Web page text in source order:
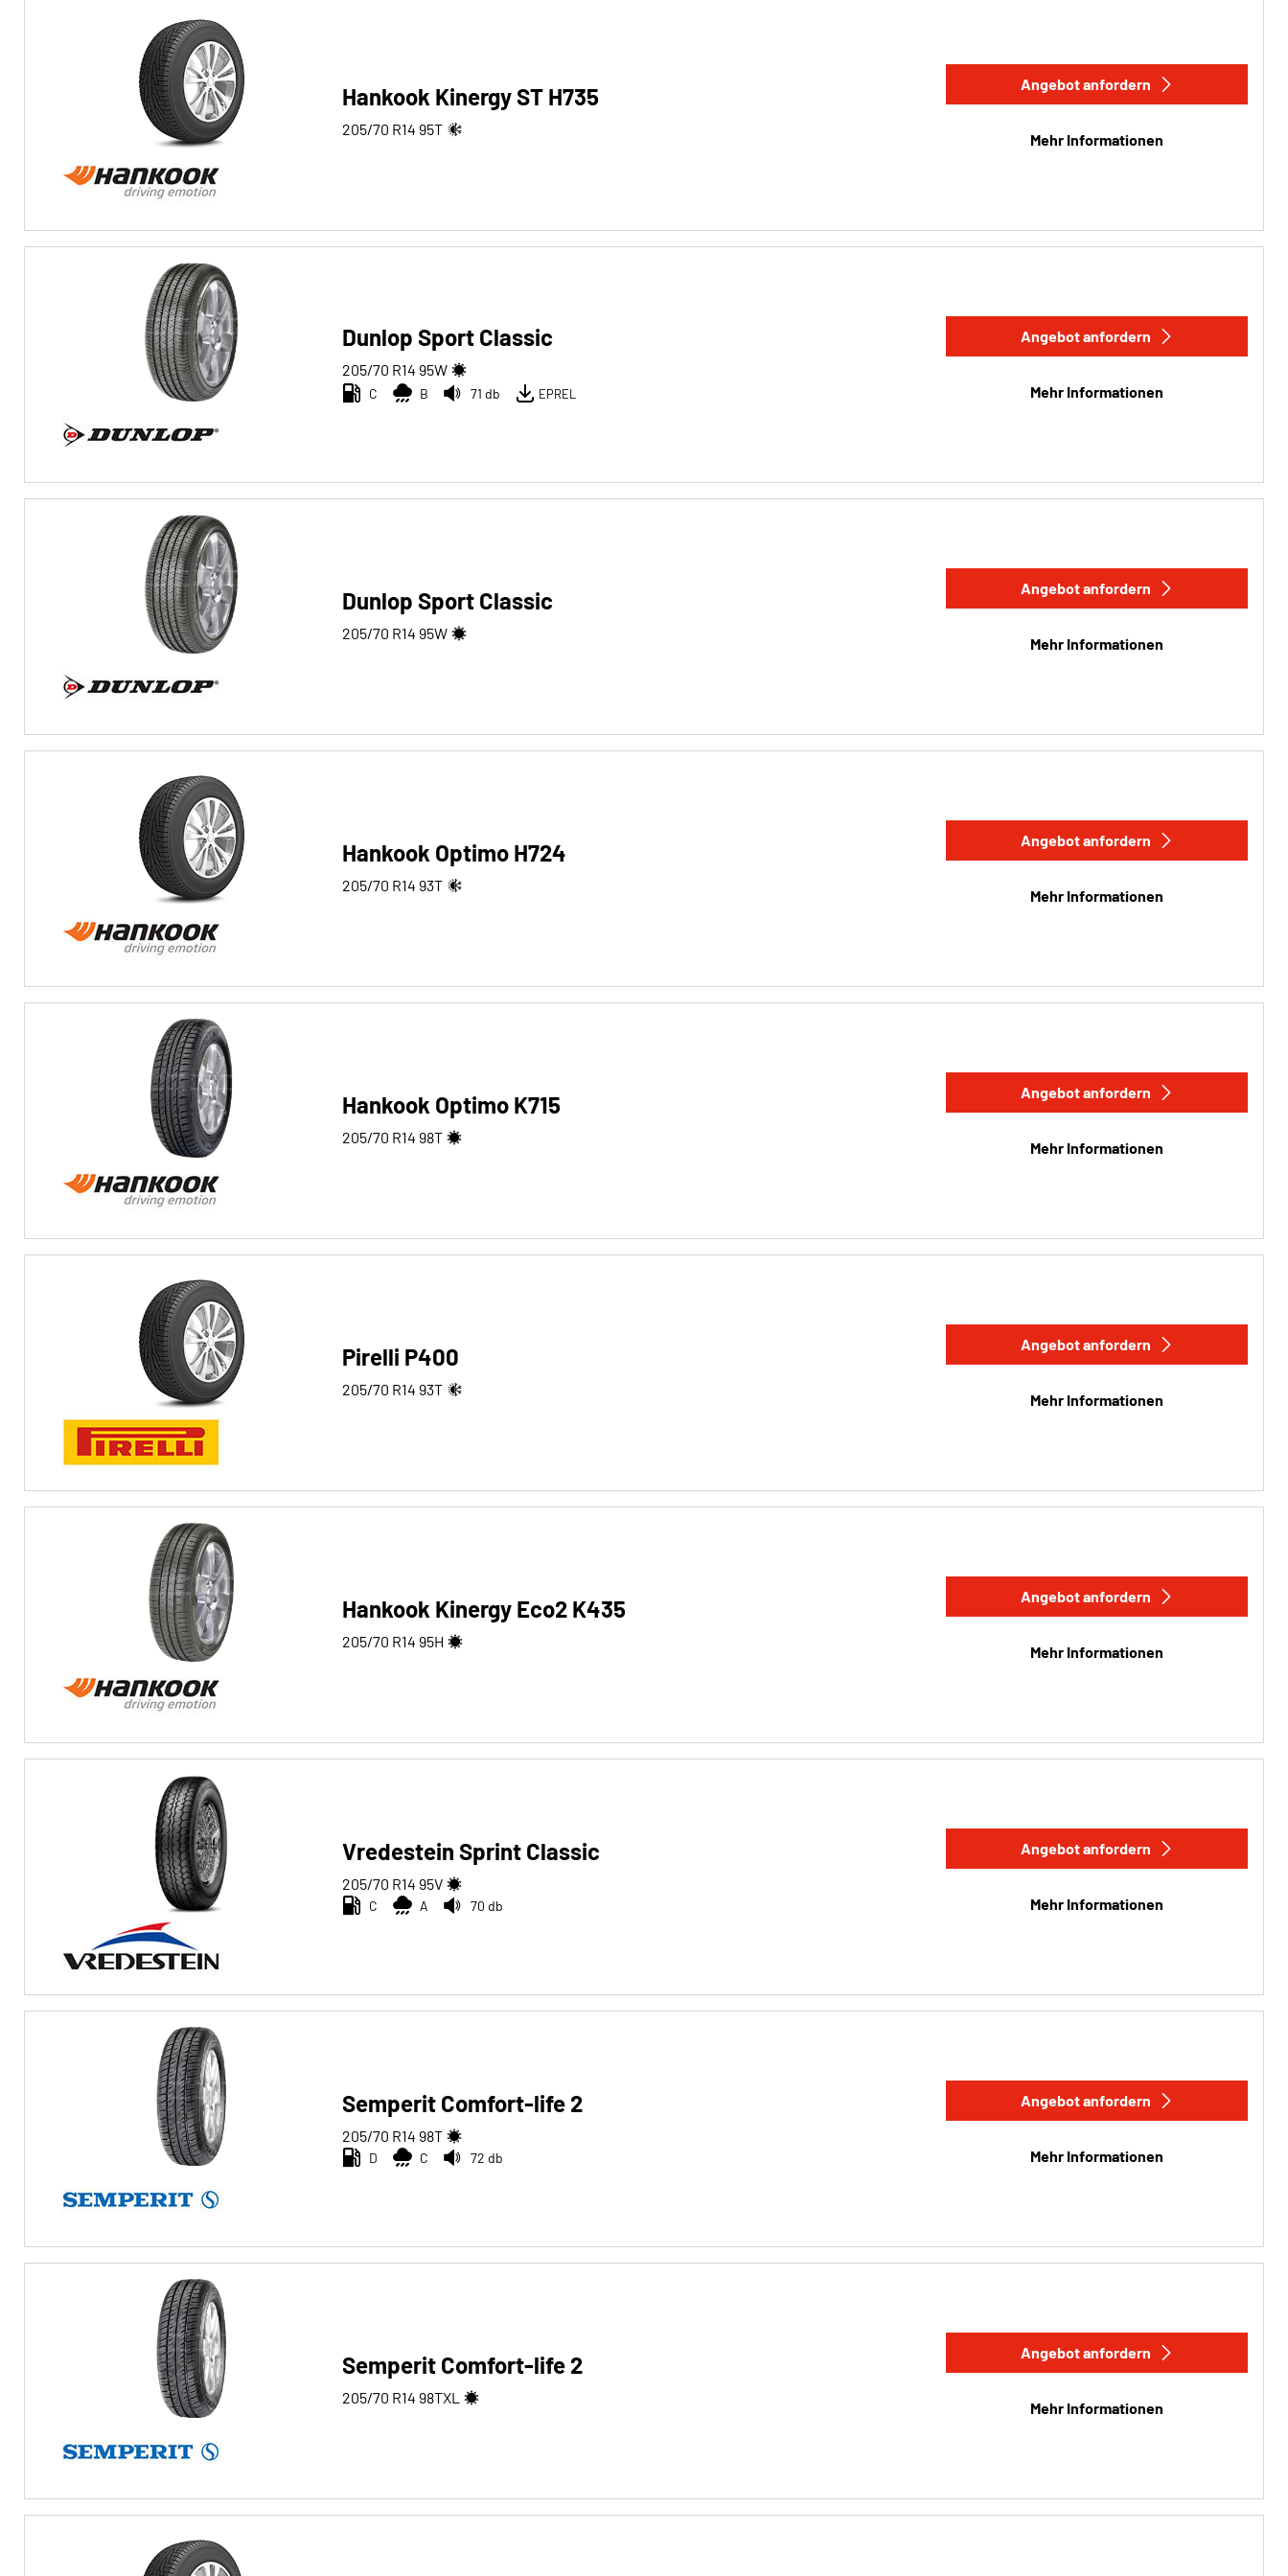
Alle Arten (20)
Winter (0)
Sommer (13)
Ganzjahres (7)
Alle Arten (20)
4x4/Offroad (4)
Transporter (2)
Wohnmobil (0)
Run-flat
Run-flat (0)
Keine Run-flat (20)
Hankook Kinergy ST H735
205/70 R14 95T
Angebot anfordern
Mehr Informationen
Dunlop Sport Classic
205/70 R14 95W
C B 71 db EPREL
Angebot anfordern
Mehr Informationen
Dunlop Sport Classic
205/70 R14 95W
Angebot anfordern
Mehr Informationen
Hankook Optimo H724
205/70 R14 93T
Angebot anfordern
Mehr Informationen
Hankook Optimo K715
205/70 R14 98T
Angebot anfordern
Mehr Informationen
Pirelli P400
205/70 R14 93T
Angebot anfordern
Mehr Informationen
Hankook Kinergy Eco2 K435
205/70 R14 95H
Angebot anfordern
Mehr Informationen
Vredestein Sprint Classic
205/70 R14 95V
C A 70 db
Angebot anfordern
Mehr Informationen
Semperit Comfort-life 2
205/70 R14 98T
D C 72 db
Angebot anfordern
Mehr Informationen
Semperit Comfort-life 2
205/70 R14 98TXL
Angebot anfordern
Mehr Informationen